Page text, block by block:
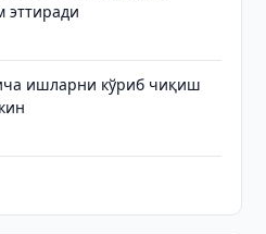
эттиради
ишларни кўриб чиқиш